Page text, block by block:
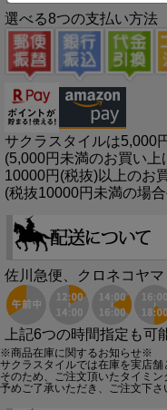
選べる8つの支払い方法
サクラスタイルは5,000
(5,000円未満のお買い
10000円(税抜)以上のお
(税抜10000円未満の場
佐川急便、クロネコヤ
上記6つの時間指定も可
※商品在庫に関するお知らせ※
サクラスタイルでは在庫を実店舗
そのため、ご注文頂いたタイミン
予めご了承いただき、ご注文下さ